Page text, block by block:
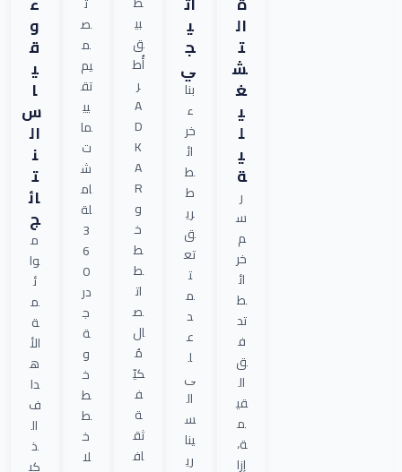
ال
ت
ش
غ
ي
ل
ي
ة
ر
س
م
خر
ائ
ط
تد
ف
ق
ال
قي
م
ة،
إزا
ي
ج
ي
بنا
ء
خر
ائ
ط
ط
ري
ق
تع
ت
م
د
ع
ل
ى
ال
س
ينا
ري
بي
ق
أُط
ر
A
D
K
A
R
و
خ
ط
ط
ات
ص
ال
مُ
كيّ
ف
ة
ثق
اف
ص
م
يم
تق
يي
ما
ت
ش
ام
لة
3
6
0
در
ج
ة
و
خ
ط
ط
خ
لا
و
ق
ي
ا
س
ال
ن
ت
ائ
ج
م
وا
ئ
م
ة
الأ
ه
دا
ف
ال
ذ
كي